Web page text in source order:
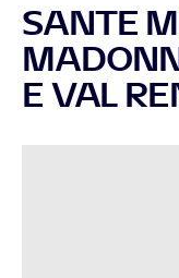
SANTE
E VAL